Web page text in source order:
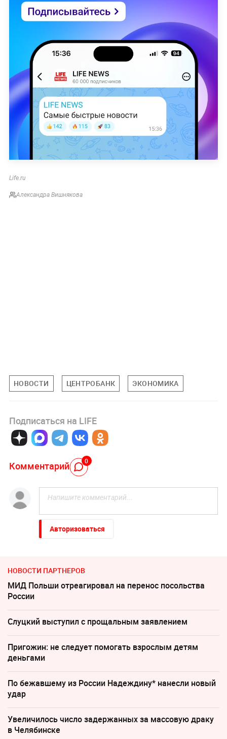
Life.ru
Александра Вишнякова
НОВОСТИ ЦЕНТРОБАНК ЭКОНОМИКА
Подписаться на LIFE
Комментарий 0
Авторизоваться
НОВОСТИ ПАРТНЕРОВ
МИД Польши отреагировал на перенос посольства
России
Слуцкий выступил с прощальным заявлением
Пригожин: не следует помогать взрослым детям
деньгами
По бежавшему из России Надеждину* нанесли новый
удар
Увеличилось число задержанных за массовую драку
в Челябинске